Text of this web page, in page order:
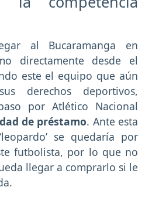
al Bucaramanga en
directamente desde el
este el equipo que aún
derechos deportivos,
por Atlético Nacional
de préstamo. Ante esta
se quedaría por
futbolista, por lo que no
llegar a comprarlo si le